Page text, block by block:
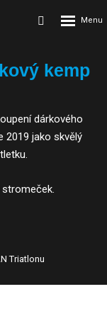
Vyhledávání
Rozbalení
kemp
dárkového
2019 jako skvělý
Triatlonu